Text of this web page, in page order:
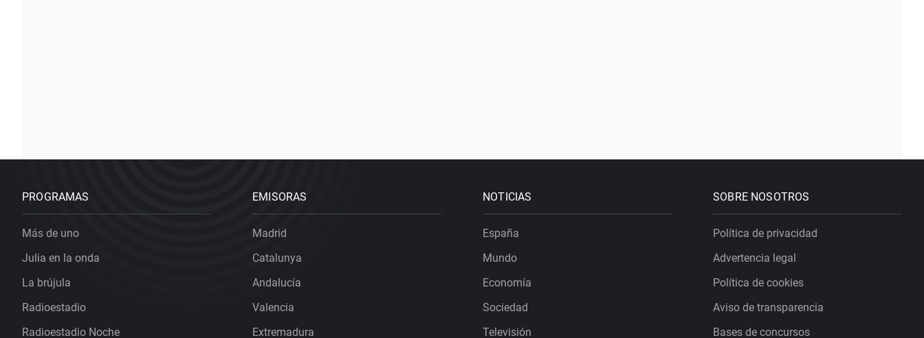
PROGRAMAS
Más de uno
Julia en la onda
La brújula
Radioestadio
Radioestadio Noche
EMISORAS
Madrid
Catalunya
Andalucía
Valencia
Extremadura
NOTICIAS
España
Mundo
Economía
Sociedad
Televisión
SOBRE NOSOTROS
Política de privacidad
Advertencia legal
Política de cookies
Aviso de transparencia
Bases de concursos